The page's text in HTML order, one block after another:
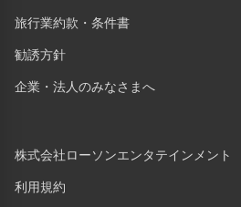
旅行業約款・条件書
勧誘方針
企業・法人のみなさまへ
株式会社ローソンエンタテインメント
利用規約